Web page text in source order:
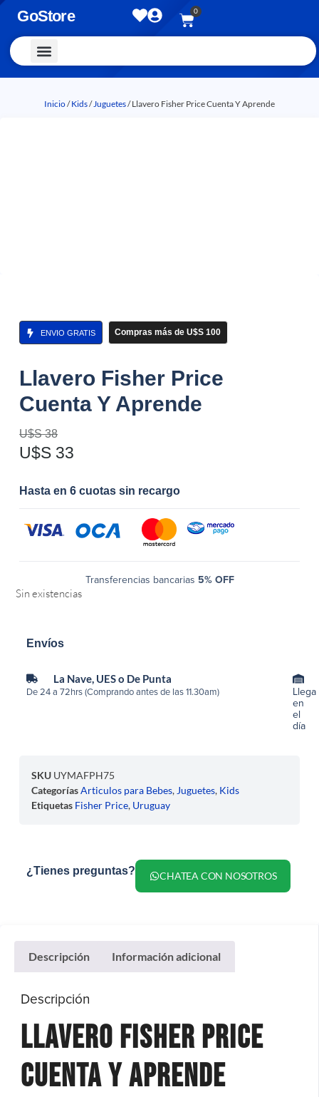
GoStore 0
Inicio/Kids/Juguetes/ Llavero Fisher Price Cuenta Y Aprende
ENVIO GRATIS Compras más de U$S 100
Llavero Fisher Price
Cuenta Y Aprende
U$S38
U$S 33
Hasta en 6 cuotas sin recargo
Transferencias bancarias 5% OFF
Sin existencias
Envíos
La Nave, UES o De Punta
De 24 a 72hrs (Comprando antes de las 11.30am)
Llega
en
el
día
SKU UYMAFPH75
CategoríasArticulos para Bebes, Juguetes, Kids
Etiquetas Fisher Price, Uruguay
¿Tienes preguntas? CHATEA CON NOSOTROS
Descripción Información adicional
Descripción
Llavero Fisher Price
Cuenta Y Aprende